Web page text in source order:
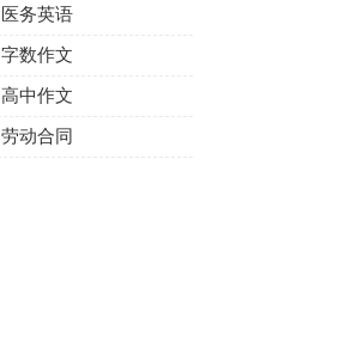
医务英语
字数作文
高中作文
劳动合同